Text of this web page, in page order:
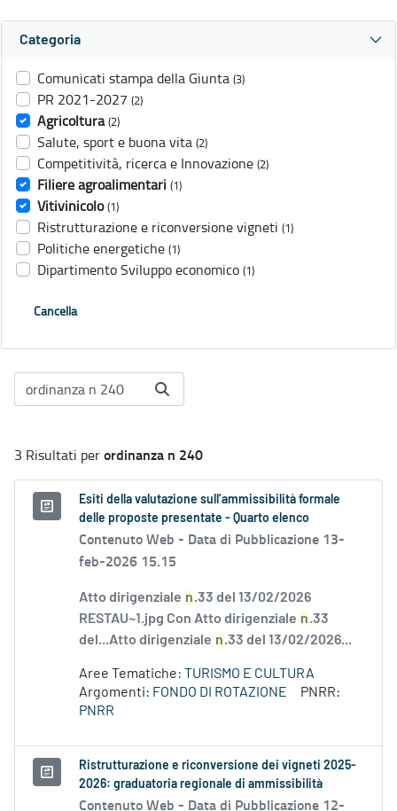
Categoria
Comunicati stampa della Giunta (3)
PR 2021-2027 (2)
Agricoltura (2)
Salute, sport e buona vita (2)
Competitività, ricerca e Innovazione (2)
Filiere agroalimentari (1)
Vitivinicolo (1)
Ristrutturazione e riconversione vigneti (1)
Politiche energetiche (1)
Dipartimento Sviluppo economico (1)
Cancella
3 Risultati perordinanza n 240
Esiti della valutazione sull’ammissibilità formale
delle proposte presentate - Quarto elenco
Contenuto Web - Data di Pubblicazione 13-
feb-2026 15.15
Atto dirigenziale n.33 del 13/02/2026
RESTAU~1.jpg Con Atto dirigenziale n.33
del...Atto dirigenziale n.33 del 13/02/2026...
Aree Tematiche: TURISMO E CULTURA
Argomenti: FONDO DI ROTAZIONE
PNRR:
PNRR
Ristrutturazione e riconversione dei vigneti 2025-
2026: graduatoria regionale di ammissibilità
Contenuto Web - Data di Pubblicazione 12-